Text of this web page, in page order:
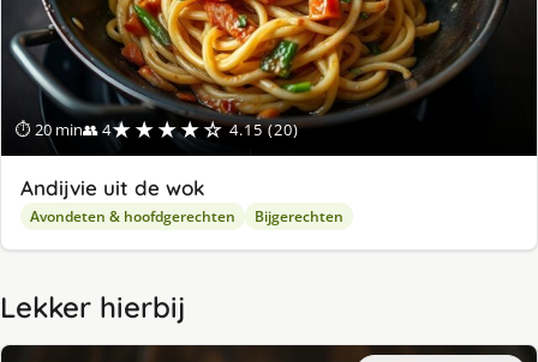
⏱ 20 min👥 4★★★★☆ 4.15 (20)
Andijvie uit de wok
Avondeten & hoofdgerechten Bijgerechten
Lekker hierbij